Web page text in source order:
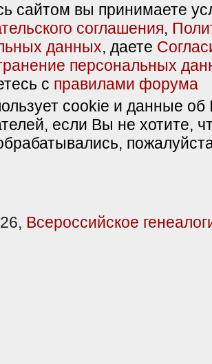
сайтом вы принимаете
соглашения,
данных, даете
персональных
с правилами форума
cookie и данные об
если Вы не хотите,
Всероссийское